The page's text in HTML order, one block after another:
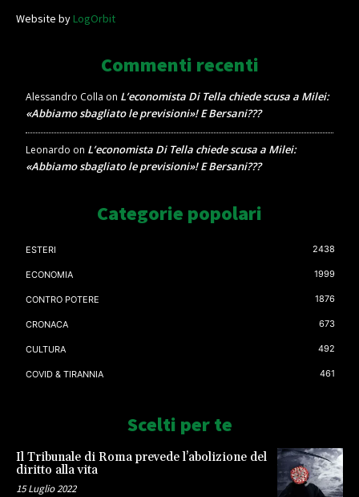
Website byLogOrbit
Commenti recenti
Alessandro Colla on L’economista Di Tella chiede scusa a Milei:
«Abbiamo sbagliato le previsioni»! E Bersani???
Leonardo on L’economista Di Tella chiede scusa a Milei:
«Abbiamo sbagliato le previsioni»! E Bersani???
Categorie popolari
ESTERI 2438
ECONOMIA 1999
CONTRO POTERE 1876
CRONACA 673
CULTURA 492
COVID & TIRANNIA 461
Scelti per te
Il Tribunale di Roma prevede l’abolizione del
diritto alla vita
15 Luglio 2022